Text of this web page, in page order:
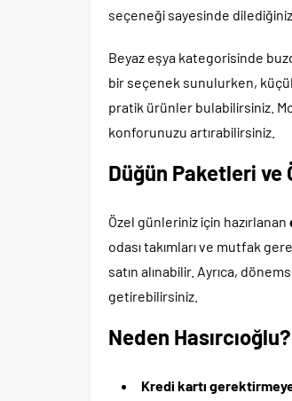
seçeneği sayesinde
Beyaz eşya kategorisinde
bir seçenek sunulurken,
pratik ürünler bulabilirsiniz.
konforunuzu artırabilirsiniz.
Düğün Paketleri ve
Özel günleriniz için hazırlanan
odası takımları ve mutfak
satın alınabilir. Ayrıca,
getirebilirsiniz.
Neden Hasırcıoğlu?
Kredi kartı